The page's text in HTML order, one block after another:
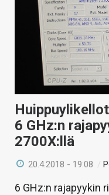
6 GHz:n
2700X:llä
20.4.2018 - 19:08 /
6 GHz:n rajapyykin